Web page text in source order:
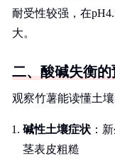
耐受性较强，在
大。
二、酸碱失衡
观察竹薯能读懂土
碱性土壤症状 ：
茎表皮粗糙